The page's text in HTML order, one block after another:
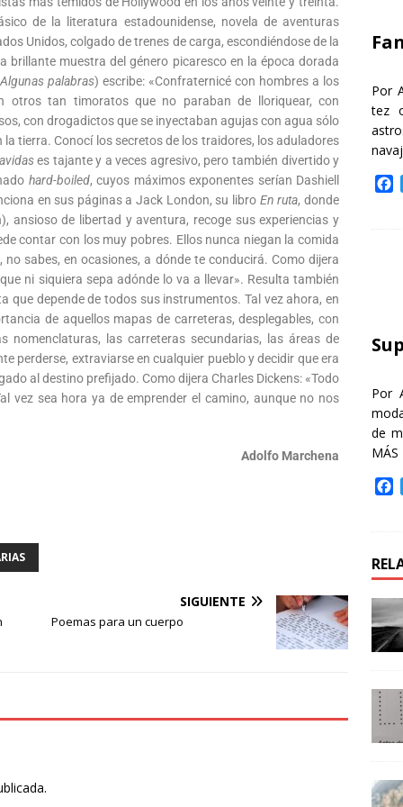
de la literatura estadounidense, novela de aventuras
Unidos, colgado de trenes de carga, escondiéndose de la
brillante muestra del género picaresco en la época dorada
Algunas palabras) escribe: «Confraternicé con hombres a los
tan timoratos que no paraban de lloriquear, con
con drogadictos que se inyectaban agujas con agua sólo
tierra. Conocí los secretos de los traidores, los aduladores
es tajante y a veces agresivo, pero también divertido y
hard-boiled, cuyos máximos exponentes serían Dashiell
en sus páginas a Jack London, su libro En ruta, donde
ansioso de libertad y aventura, recoge sus experiencias y
contar con los muy pobres. Ellos nunca niegan la comida
sabes, en ocasiones, a dónde te conducirá. Como dijera
ni siquiera sepa adónde lo va a llevar». Resulta también
que depende de todos sus instrumentos. Tal vez ahora, en
de aquellos mapas de carreteras, desplegables, con
nomenclaturas, las carreteras secundarias, las áreas de
perderse, extraviarse en cualquier pueblo y decidir que era
al destino prefijado. Como dijera Charles Dickens: «Todo
vez sea hora ya de emprender el camino, aunque no nos
Adolfo Marchena
SIGUIENTE
Poemas para un cuerpo
Por
tez
Por
de
MÁS
b
o
o